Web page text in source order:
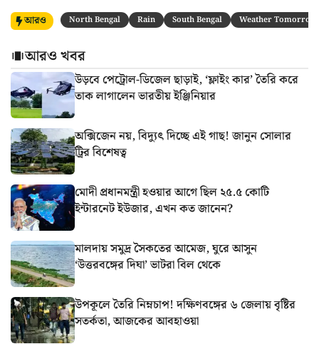
আরও North Bengal Rain South Bengal Weather Tomorrow
আরও খবর
উড়বে পেট্রোল-ডিজেল ছাড়াই, ‘ফ্লাইং কার’ তৈরি করে
তাক লাগালেন ভারতীয় ইঞ্জিনিয়ার
অক্সিজেন নয়, বিদ্যুৎ দিচ্ছে এই গাছ! জানুন সোলার
ট্রির বিশেষত্ব
মোদী প্রধানমন্ত্রী হওয়ার আগে ছিল ২৫.৫ কোটি
ইন্টারনেট ইউজার, এখন কত জানেন?
মালদায় সমুদ্র সৈকতের আমেজ, ঘুরে আসুন
‘উত্তরবঙ্গের দিঘা’ ভাটরা বিল থেকে
উপকূলে তৈরি নিম্নচাপ! দক্ষিণবঙ্গের ৬ জেলায় বৃষ্টির
সতর্কতা, আজকের আবহাওয়া